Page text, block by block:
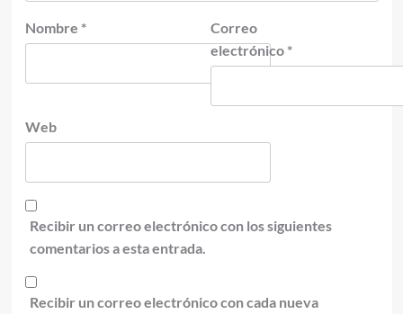
Nombre *
Correo
electrónico *
Web
Recibir un correo electrónico con los siguientes
comentarios a esta entrada.
Recibir un correo electrónico con cada nueva